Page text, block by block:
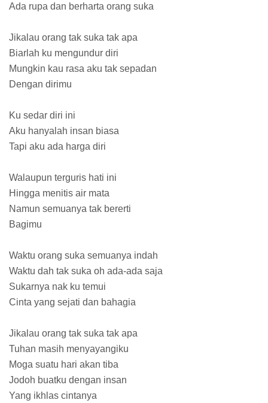
Ada rupa dan berharta orang suka
Jikalau orang tak suka tak apa
Biarlah ku mengundur diri
Mungkin kau rasa aku tak sepadan
Dengan dirimu
Ku sedar diri ini
Aku hanyalah insan biasa
Tapi aku ada harga diri
Walaupun terguris hati ini
Hingga menitis air mata
Namun semuanya tak bererti
Bagimu
Waktu orang suka semuanya indah
Waktu dah tak suka oh ada-ada saja
Sukarnya nak ku temui
Cinta yang sejati dan bahagia
Jikalau orang tak suka tak apa
Tuhan masih menyayangiku
Moga suatu hari akan tiba
Jodoh buatku dengan insan
Yang ikhlas cintanya